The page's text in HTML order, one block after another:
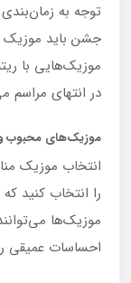
توجه به
جشن باید موزیک
موزیک‌هایی با
در انتهای مراسم
موزیکهای محبوب
انتخاب موزیک
را انتخاب کنید
موزیک‌ها
احساسات عمیقی را